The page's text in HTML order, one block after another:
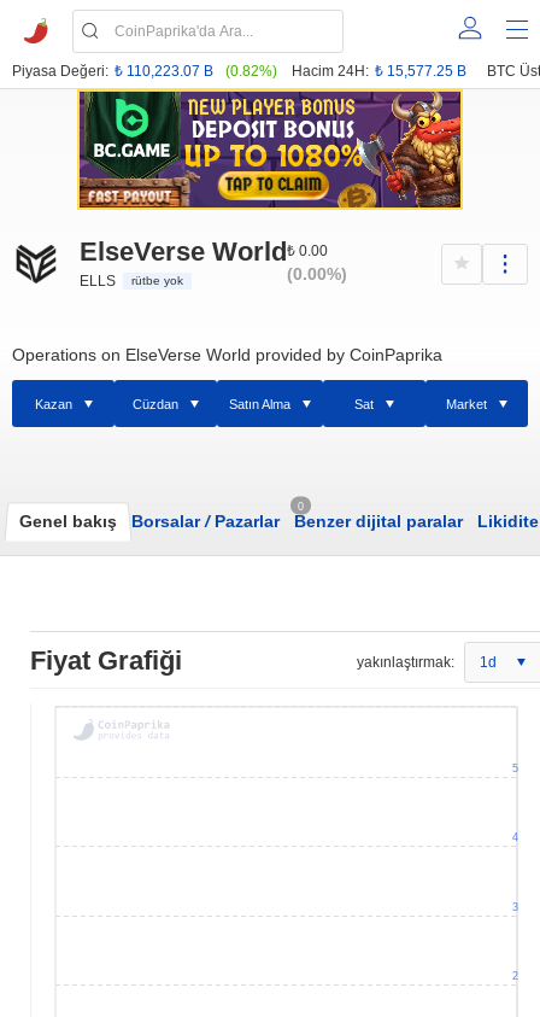
Piyasa Değeri: ₺ 110,223.07 B (0.82%) Hacim 24H: ₺ 15,577.25 B BTC
ElseVerse World
ELLS rütbe yok
₺ 0.00
(0.00%)
Operations on ElseVerse World provided by CoinPaprika
Kazan Cüzdan Satın Alma Sat Market
Genel bakış Borsalar/Pazarlar
0
Benzer dijital paralar Likidite
Fiyat Grafiği yakınlaştırmak: 1d
2
3
4
5